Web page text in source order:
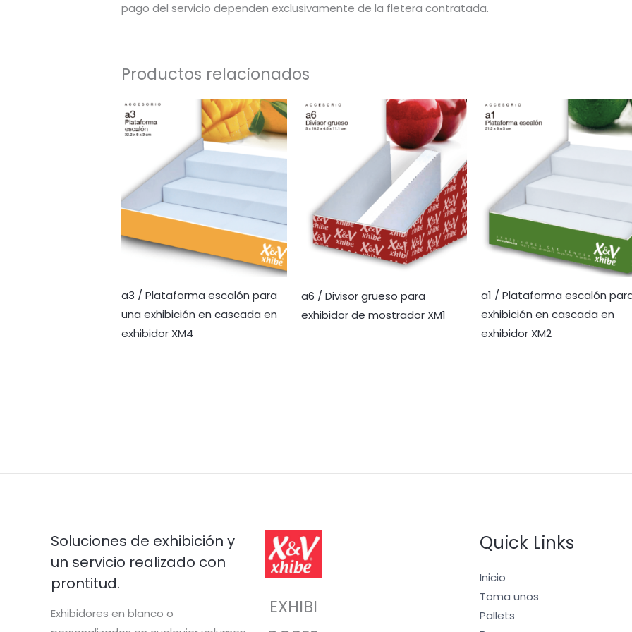
pago del servicio dependen exclusivamente de la fletera contratada.
Productos relacionados
a3 / Plataforma escalón para
una exhibición en cascada en
exhibidor XM4
a6 / Divisor grueso para
exhibidor de mostrador XM1
a1 / Plataforma escalón
exhibición en cascada en
exhibidor XM2
Soluciones de exhibición y
un servicio realizado con
prontitud.
Exhibidores en blanco o
EXHIBI
Quick Links
Inicio
Toma unos
Pallets